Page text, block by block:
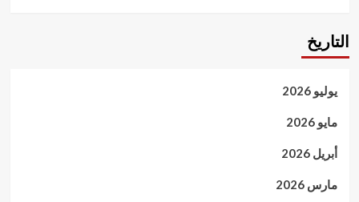
التاريخ
يوليو 2026
مايو 2026
أبريل 2026
مارس 2026